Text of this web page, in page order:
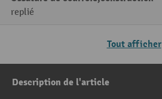
replié
Tout afficher
Description de l'article